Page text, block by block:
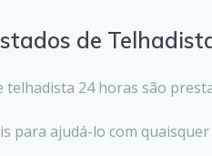
de
telhadista 24 horas são
para ajudá-lo com